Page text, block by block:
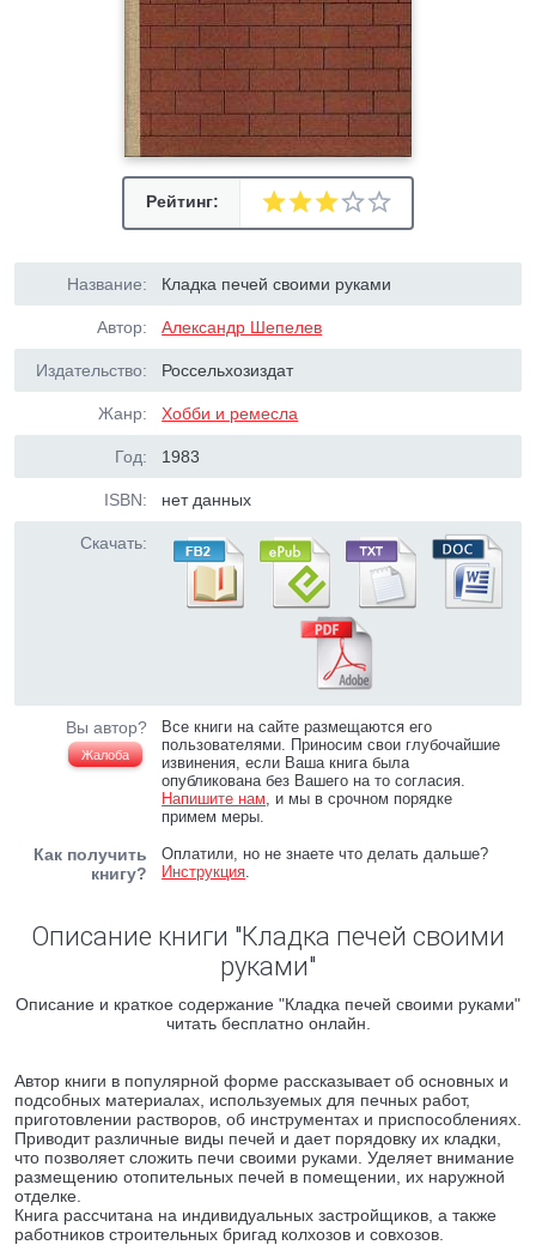
Рейтинг:
Название: Кладка печей своими руками
Автор: Александр Шепелев
Издательство: Россельхозиздат
Жанр: Хобби и ремесла
Год: 1983
ISBN: нет данных
Скачать:
Вы автор?
Жалоба
Все книги на сайте размещаются его
пользователями. Приносим свои глубочайшие
извинения, если Ваша книга была
опубликована без Вашего на то согласия.
Напишите нам, и мы в срочном порядке
примем меры.
Как получить
книгу?
Оплатили, но не знаете что делать дальше?
Инструкция.
Описание книги "Кладка печей своими
руками"
Описание и краткое содержание "Кладка печей своими руками"
читать бесплатно онлайн.
Автор книги в популярной форме рассказывает об основных и
подсобных материалах, используемых для печных работ,
приготовлении растворов, об инструментах и приспособлениях.
Приводит различные виды печей и дает порядовку их кладки,
что позволяет сложить печи своими руками. Уделяет внимание
размещению отопительных печей в помещении, их наружной
отделке.
Книга рассчитана на индивидуальных застройщиков, а также
работников строительных бригад колхозов и совхозов.